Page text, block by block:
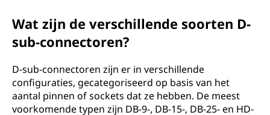
Wat zijn de verschillende soorten D-
sub-connectoren?
D-sub-connectoren zijn er in verschillende
configuraties, gecategoriseerd op basis van het
aantal pinnen of sockets dat ze hebben. De meest
voorkomende typen zijn DB-9-, DB-15-, DB-25- en HD-